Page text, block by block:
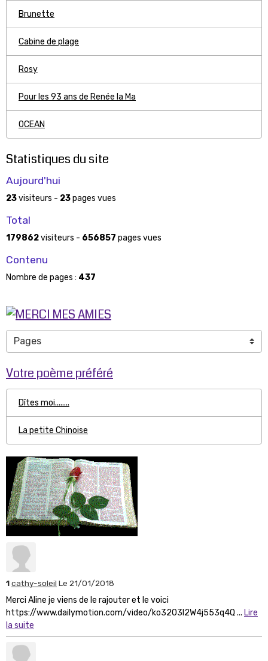
Brunette
Cabine de plage
Rosy
Pour les 93 ans de Renée la Ma
OCEAN
Statistiques du site
Aujourd'hui
23visiteurs - 23pages vues
Total
179862visiteurs - 656857 pages vues
Contenu
Nombre de pages : 437
Votre poème préféré
Dîtes moi........
La petite Chinoise
1cathy-soleil Le 21/01/2018
Merci Aline je viens de le rajouter et le voici
https://www.dailymotion.com/video/ko3203l2W4j553q4Q ... Lire
la suite